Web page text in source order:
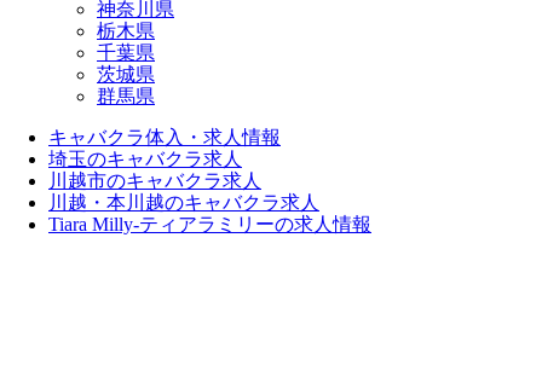
神奈川県
栃木県
千葉県
茨城県
群馬県
キャバクラ体入・求人情報
埼玉のキャバクラ求人
川越市のキャバクラ求人
川越・本川越のキャバクラ求人
Tiara Milly-ティアラミリーの求人情報